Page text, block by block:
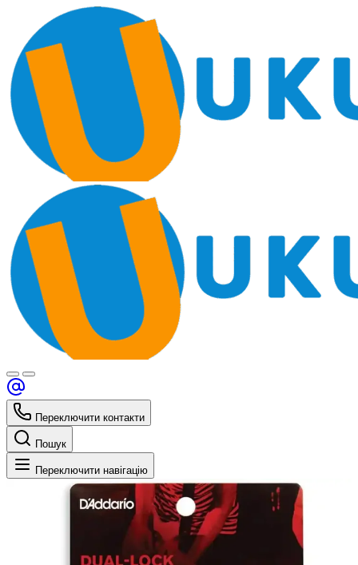
Переключити контакти
Пошук
Переключити навігацію